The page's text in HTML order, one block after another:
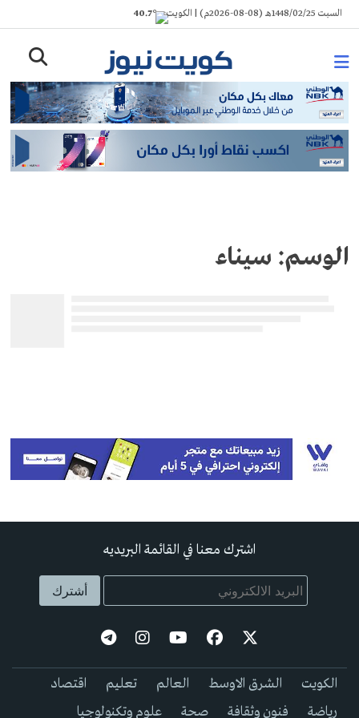
Skip
to
السبت 1448/02/25هـ (08-08-2026م) | الكويت ° 40.7
الوسم: سيناء
اشترك معنا في القائمة البريديه
الكويت الشرق الاوسط العالم تعليم
اقتصاد
رياضة
فنون وثقافة صحة علوم وتكنولوجيا